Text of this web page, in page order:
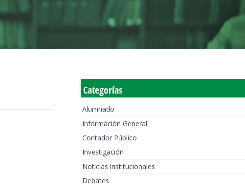
Categorías
Alumnado
Información General
Contador Público
Investigación
Noticias institucionales
Debates